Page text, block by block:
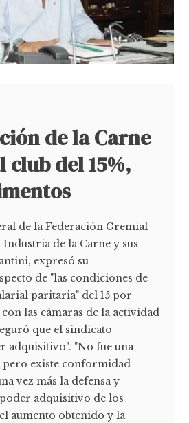
de la Carne
club del 15%,
de la Federación Gremial
de la Carne y sus
expresó su
de "las condiciones de
paritaria" del 15 por
las cámaras de la actividad
que el sindicato
adquisitivo". "No fue una
pero existe conformidad
vez más la defensa y
adquisitivo de los
aumento obtenido y la